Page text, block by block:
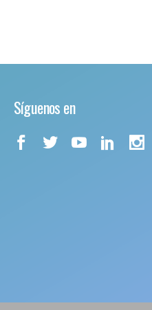
Síguenos en